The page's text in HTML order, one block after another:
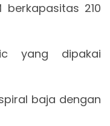
berkapasitas 210
yang dipakai
baja dengan